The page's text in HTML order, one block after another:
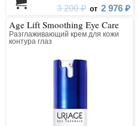
3 200 ₽ от 2 976 ₽
Age Lift Smoothing Eye Care
Разглаживающий крем для кожи
контура глаз